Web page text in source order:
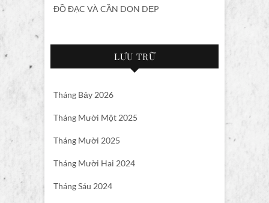
ĐỒ ĐẠC VÀ CẦN DỌN DẸP
LƯU TRỮ
Tháng Bảy 2026
Tháng Mười Một 2025
Tháng Mười 2025
Tháng Mười Hai 2024
Tháng Sáu 2024